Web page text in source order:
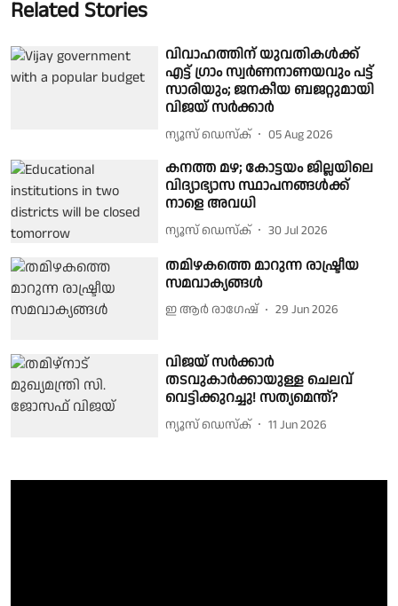
Related Stories
വിവാഹത്തിന് യുവതികൾക്ക്
എട്ട് ഗ്രാം സ്വർണനാണയവും പട്ട്
സാരിയും; ജനകീയ ബജറ്റുമായി
വിജയ് സർക്കാർ
ന്യൂസ് ഡെസ്ക് 05 Aug 2026
കനത്ത മഴ; കോട്ടയം ജില്ലയിലെ
വിദ്യാഭ്യാസ സ്ഥാപനങ്ങള്‍ക്ക്
നാളെ അവധി
ന്യൂസ് ഡെസ്ക് 30 Jul 2026
തമിഴകത്തെ മാറുന്ന രാഷ്ട്രീയ
സമവാക്യങ്ങൾ
ഇ ആർ രാഗേഷ് 29 Jun 2026
വിജയ് സർക്കാർ
തടവുകാർക്കായുള്ള ചെലവ്
വെട്ടിക്കുറച്ചു! സത്യമെന്ത്?
ന്യൂസ് ഡെസ്ക് 11 Jun 2026